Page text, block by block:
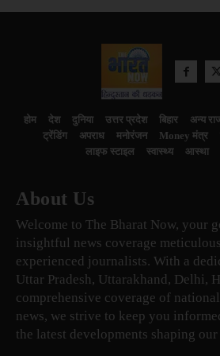
होम देश दुनिया उत्तर प्रदेश बिहार अन्य
ट्रेंडिंग
अपराध मनोरंजन Money मंत्र
लाइफ स्टाइल
स्वास्थ्य आस्था
About Us
Welcome to The Bharat Now, your
insightful news coverage
experienced journalists. With a
Uttar Pradesh, Uttarakhand, Delhi,
comprehensive coverage of
news, we strive to keep you
the latest developments shaping